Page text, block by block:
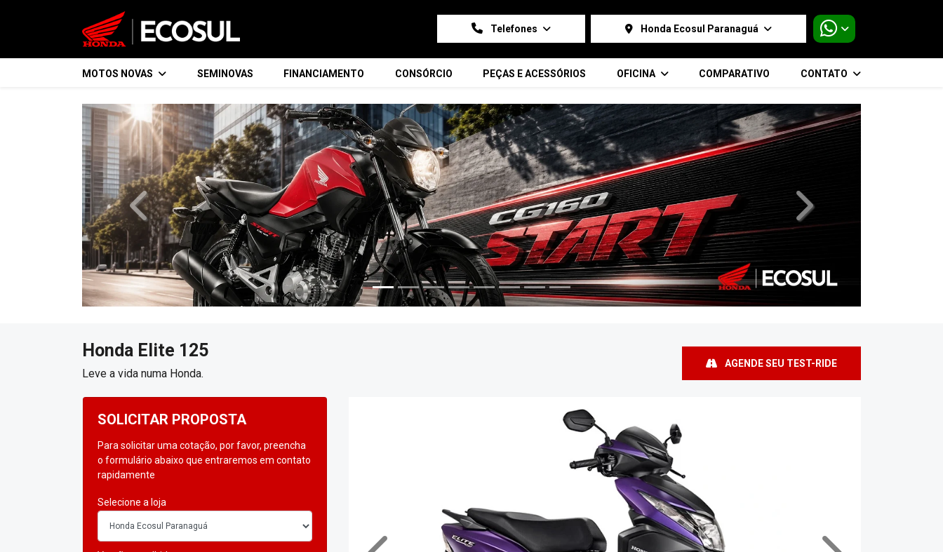
Telefones Honda Ecosul Paranaguá
MOTOS NOVAS SEMINOVAS FINANCIAMENTO CONSÓRCIO PEÇAS E ACESSÓRIOS OFICINA COMPARATIVO CONTATO
templates.template-01.components.carousel.texts.control_prev templates.template-
Honda Elite 125
Leve a vida numa Honda.
AGENDE SEU TEST-RIDE
SOLICITAR PROPOSTA
Para solicitar uma cotação, por favor, preencha
o formulário abaixo que entraremos em contato
rapidamente
Selecione a loja